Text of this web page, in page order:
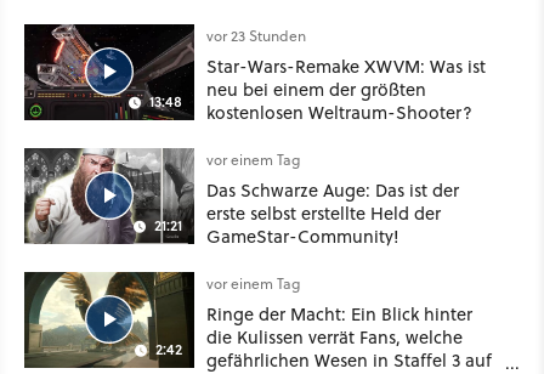
13:48
vor 23 Stunden
Star-Wars-Remake XWVM: Was ist
neu bei einem der größten
kostenlosen Weltraum-Shooter?
21:21
vor einem Tag
Das Schwarze Auge: Das ist der
erste selbst erstellte Held der
GameStar-Community!
2:42
vor einem Tag
Ringe der Macht: Ein Blick hinter
die Kulissen verrät Fans, welche
gefährlichen Wesen in Staffel 3 auf